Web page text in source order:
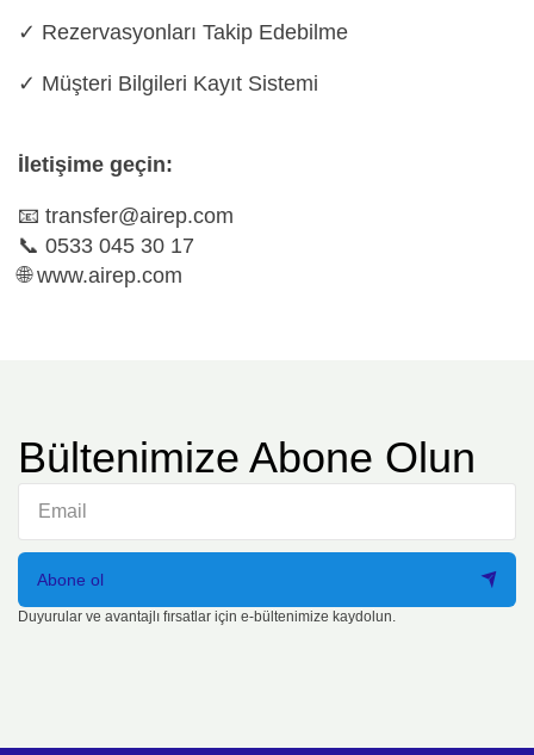
✓ Rezervasyonları Takip Edebilme
✓ Müşteri Bilgileri Kayıt Sistemi
İletişime geçin:
📧 transfer@airep.com
📞 0533 045 30 17
🌐 www.airep.com
Bültenimize Abone Olun
Abone ol
Duyurular ve avantajlı fırsatlar için e-bültenimize kaydolun.